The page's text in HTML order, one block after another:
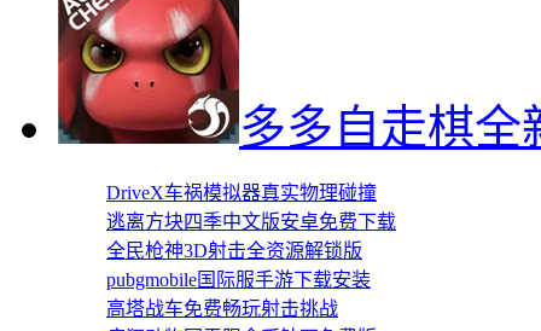
多多自走棋全
DriveX车祸模拟器真实物理碰撞
逃离方块四季中文版安卓免费下载
全民枪神3D射击全资源解锁版
pubgmobile国际服手游下载安装
高塔战车免费畅玩射击挑战